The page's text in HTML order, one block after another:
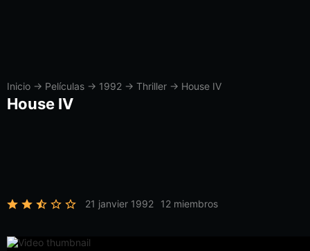
Inicio → Películas → 1992 → Thriller → House IV
House IV
21 janvier 1992 12 miembros